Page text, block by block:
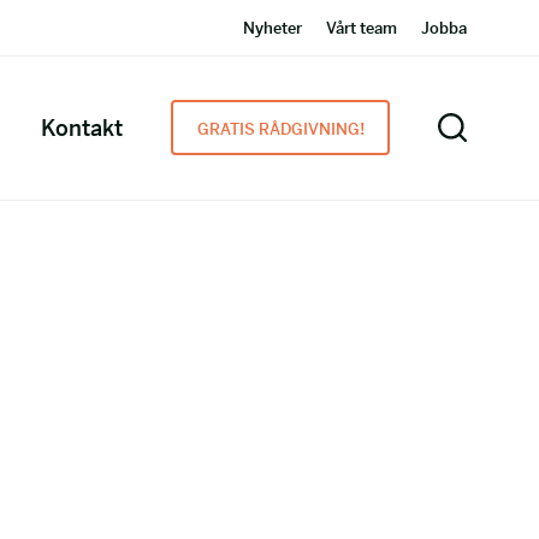
Nyheter Vårt team Jobba
Kontakt GRATIS RÅDGIVNING!